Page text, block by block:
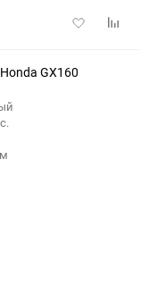
Добавить
GX160